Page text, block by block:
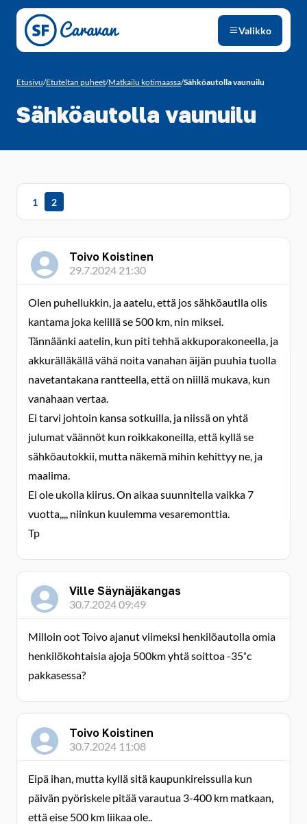
Siirry sivun sisältöön
Valikko
Etusivu/Etuteltan puheet/Matkailu kotimaassa/Sähköautolla vaunuilu
Sähköautolla vaunuilu
1 2
Toivo Koistinen
29.7.2024 21:30
Olen puhellukkin, ja aatelu, että jos sähköautlla olis
kantama joka kelillä se 500 km, nin miksei.
Tännäänki aatelin, kun piti tehhä akkuporakoneella, ja
akkurälläkällä vähä noita vanahan äijän puuhia tuolla
navetantakana rantteella, että on niillä mukava, kun
vanahaan vertaa.
Ei tarvi johtoin kansa sotkuilla, ja niissä on yhtä
julumat väännöt kun roikkakoneilla, että kyllä se
sähköautokkii, mutta näkemä mihin kehittyy ne, ja
maalima.
Ei ole ukolla kiirus. On aikaa suunnitella vaikka 7
vuotta,,,, niinkun kuulemma vesaremonttia.
Tp
Ville Säynäjäkangas
30.7.2024 09:49
Milloin oot Toivo ajanut viimeksi henkilöautolla omia
henkilökohtaisia ajoja 500km yhtä soittoa -35˚c
pakkasessa?
Toivo Koistinen
30.7.2024 11:08
Eipä ihan, mutta kyllä sitä kaupunkireissulla kun
päivän pyöriskele pitää varautua 3-400 km matkaan,
että eise 500 km liikaa ole..